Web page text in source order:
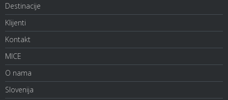
Destinacije
Klijenti
Kontakt
MICE
O nama
Slovenija